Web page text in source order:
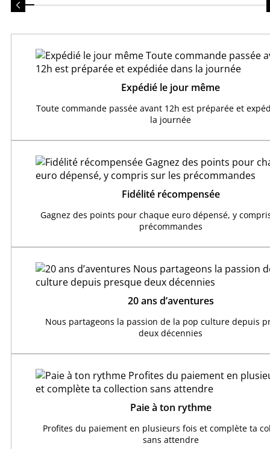
Expédié le jour même
Toute commande passée avant 12h est préparée et
la journée
Fidélité récompensée
Gagnez des points pour chaque euro dépensé, y
précommandes
20 ans d’aventures
Nous partageons la passion de la pop culture depuis
deux décennies
Paie à ton rythme
Profites du paiement en plusieurs fois et complète ta
sans attendre